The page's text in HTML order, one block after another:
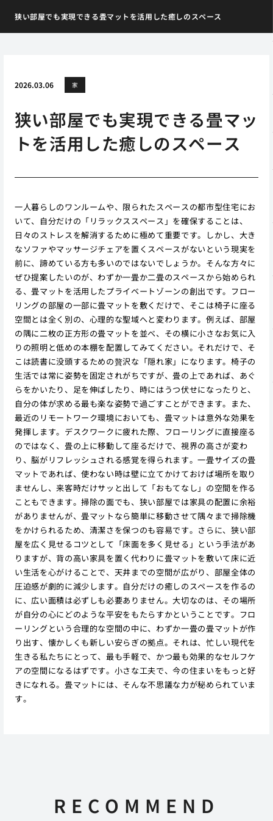
狭い部屋でも実現できる畳マットを活用した癒しのスペース
2026.03.06 家
狭い部屋でも実現できる畳マッ
トを活用した癒しのスペース
一人暮らしのワンルームや、限られたスペースの都市型住宅にお
いて、自分だけの「リラックススペース」を確保することは、
日々のストレスを解消するために極めて重要です。しかし、大き
なソファやマッサージチェアを置くスペースがないという現実を
前に、諦めている方も多いのではないでしょうか。そんな方々に
ぜひ提案したいのが、わずか一畳か二畳のスペースから始められ
る、畳マットを活用したプライベートゾーンの創出です。フロー
リングの部屋の一部に畳マットを敷くだけで、そこは椅子に座る
空間とは全く別の、心理的な聖域へと変わります。例えば、部屋
の隅に二枚の正方形の畳マットを並べ、その横に小さなお気に入
りの照明と低めの本棚を配置してみてください。それだけで、そ
こは読書に没頭するための贅沢な「隠れ家」になります。椅子の
生活では常に姿勢を固定されがちですが、畳の上であれば、あぐ
らをかいたり、足を伸ばしたり、時にはうつ伏せになったりと、
自分の体が求める最も楽な姿勢で過ごすことができます。また、
最近のリモートワーク環境においても、畳マットは意外な効果を
発揮します。デスクワークに疲れた際、フローリングに直接座る
のではなく、畳の上に移動して座るだけで、視界の高さが変わ
り、脳がリフレッシュされる感覚を得られます。一畳サイズの畳
マットであれば、使わない時は壁に立てかけておけば場所を取り
ませんし、来客時だけサッと出して「おもてなし」の空間を作る
こともできます。掃除の面でも、狭い部屋では家具の配置に余裕
がありませんが、畳マットなら簡単に移動させて隅々まで掃除機
をかけられるため、清潔さを保つのも容易です。さらに、狭い部
屋を広く見せるコツとして「床面を多く見せる」という手法があ
りますが、背の高い家具を置く代わりに畳マットを敷いて床に近
い生活を心がけることで、天井までの空間が広がり、部屋全体の
圧迫感が劇的に減少します。自分だけの癒しのスペースを作るの
に、広い面積は必ずしも必要ありません。大切なのは、その場所
が自分の心にどのような平安をもたらすかということです。フロ
ーリングという合理的な空間の中に、わずか一畳の畳マットが作
り出す、懐かしくも新しい安らぎの拠点。それは、忙しい現代を
生きる私たちにとって、最も手軽で、かつ最も効果的なセルフケ
アの空間になるはずです。小さな工夫で、今の住まいをもっと好
きになれる。畳マットには、そんな不思議な力が秘められていま
す。
RECOMMEND